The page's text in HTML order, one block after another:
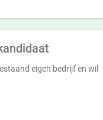
eigen bedrijf en wil